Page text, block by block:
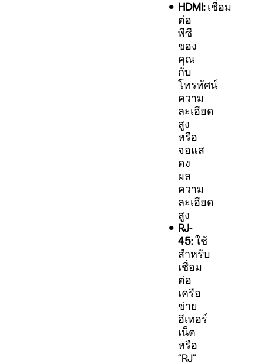
HDMI:เชื่อม
ต่อ
พีซี
ของ
คุณ
กับ
โทรทัศน์
ความ
ละเอียด
สูง
หรือ
จอแส
ดง
ผล
ความ
ละเอียด
สูง
RJ-
45:ใช้
สำหรับ
เชื่อม
ต่อ
เครือ
ข่าย
อีเทอร์
เน็ต
หรือ
“RJ”